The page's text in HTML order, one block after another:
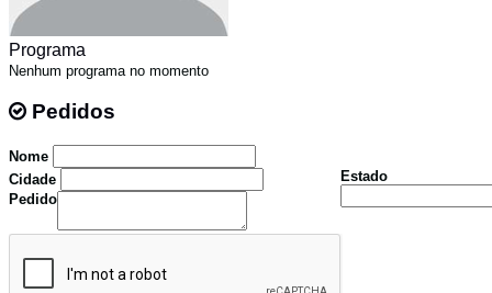
Programa
Nenhum programa no momento
Pedidos
Nome
Cidade
Estado
Pedido